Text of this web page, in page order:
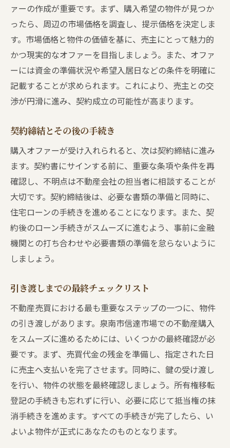
ァーの作成が重要です。まず、購入希望の物件が見つか
ったら、周辺の市場価格を調査し、提示価格を決定しま
す。市場価格と物件の価値を基に、売主にとって魅力的
かつ現実的なオファーを目指しましょう。また、オファ
ーには資金の準備状況や希望入居日などの条件を明確に
記載することが求められます。これにより、売主との交
渉が円滑に進み、契約成立の可能性が高まります。
契約締結とその後の手続き
購入オファーが受け入れられると、次は契約締結に進み
ます。契約書にサインする前に、重要な条項や条件を再
確認し、不明点は不動産会社の担当者に相談することが
大切です。契約締結後は、必要な書類の準備と同時に、
住宅ローンの手続きを進めることになります。また、契
約後のローン手続きがスムーズに進むよう、事前に金融
機関との打ち合わせや必要書類の準備を怠らないように
しましょう。
引き渡しまでの最終チェックリスト
不動産売買における最も重要なステップの一つに、物件
の引き渡しがあります。泉南市信達市場での不動産購入
をスムーズに進めるためには、いくつかの最終確認が必
要です。まず、売買代金の残金を準備し、指定された日
に売主へ支払いを完了させます。同時に、鍵の受け渡し
を行い、物件の状態を最終確認しましょう。所有権移転
登記の手続きも忘れずに行い、必要に応じて抵当権の抹
消手続きを進めます。すべての手続きが完了したら、い
よいよ物件が正式にあなたのものとなります。